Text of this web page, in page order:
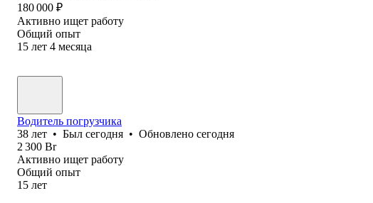
180 000 ₽
Активно ищет работу
Общий опыт
15 лет 4 месяца
Водитель погрузчика
38 лет • Был сегодня • Обновлено сегодня
2 300 Br
Активно ищет работу
Общий опыт
15 лет